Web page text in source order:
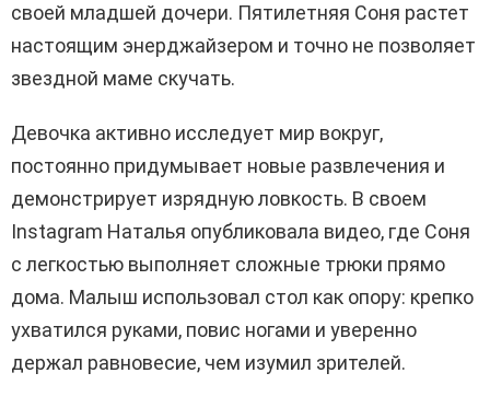
своей младшей дочери. Пятилетняя Соня растет
настоящим энерджайзером и точно не позволяет
звездной маме скучать.
Девочка активно исследует мир вокруг,
постоянно придумывает новые развлечения и
демонстрирует изрядную ловкость. В своем
Instagram Наталья опубликовала видео, где Соня
с легкостью выполняет сложные трюки прямо
дома. Малыш использовал стол как опору: крепко
ухватился руками, повис ногами и уверенно
держал равновесие, чем изумил зрителей.